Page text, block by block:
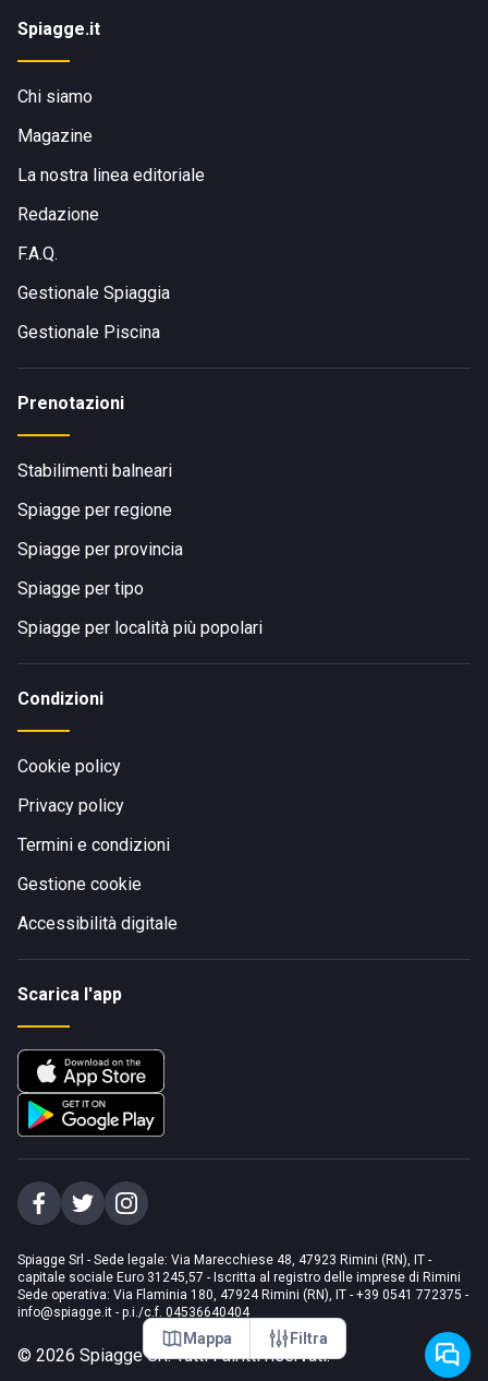
Mappa Filtra
Spiagge.it
Chi siamo
Magazine
La nostra linea editoriale
Redazione
F.A.Q.
Gestionale Spiaggia
Gestionale Piscina
Prenotazioni
Stabilimenti balneari
Spiagge per regione
Spiagge per provincia
Spiagge per tipo
Spiagge per località più popolari
Condizioni
Cookie policy
Privacy policy
Termini e condizioni
Gestione cookie
Accessibilità digitale
Scarica l'app
Spiagge Srl - Sede legale: Via Marecchiese 48, 47923 Rimini (RN), IT -
capitale sociale Euro 31245,57 - Iscritta al registro delle imprese di Rimini
Sede operativa: Via Flaminia 180, 47924 Rimini (RN), IT - +39 0541 772375 -
info@spiagge.it - p.i./c.f. 04536640404
© 2026 Spiagge Srl. Tutti i diritti riservati.